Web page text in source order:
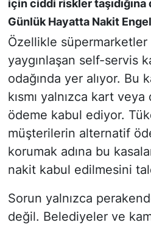
için ciddi riskler
Günlük Hayatta Nakit
Özellikle
yaygınlaşan self-servis
odağında yer alıyor. Bu
kısmı yalnızca kart
ödeme kabul ediyor.
müşterilerin alternatif
korumak adına bu
nakit kabul edilmesini
Sorun yalnızca
değil. Belediyeler ve